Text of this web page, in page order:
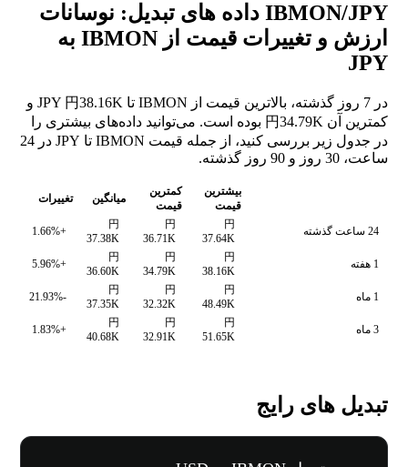
IBMON/JPY داده های تبدیل: نوسانات
ارزش و تغییرات قیمت از IBMON به
JPY
در 7 روز گذشته، بالاترین قیمت از IBMON تا JPY 円38.16K و
کمترین آن 円34.79K بوده است. می‌توانید داده‌های بیشتری را
در جدول زیر بررسی کنید، از جمله قیمت IBMON تا JPY در 24
ساعت، 30 روز و 90 روز گذشته.
بیشترین
قیمت
کمترین
قیمت
میانگین تغییرات
24 ساعت گذشته
円
37.64K
円
36.71K
円
37.38K
+1.66%
1 هفته
円
38.16K
円
34.79K
円
36.60K
+5.96%
1 ماه
円
48.49K
円
32.32K
円
37.35K
-21.93%
3 ماه
円
51.65K
円
32.91K
円
40.68K
+1.83%
تبدیل های رایج